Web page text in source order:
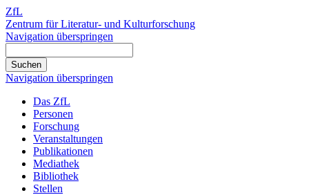
ZfL
Zentrum für Literatur- und Kulturforschung
Navigation überspringen
Navigation überspringen
Das ZfL
Personen
Forschung
Veranstaltungen
Publikationen
Mediathek
Bibliothek
Stellen